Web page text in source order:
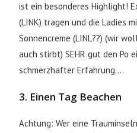
ist ein besonderes Highlight!
(LINK) tragen und die Ladies
Sonnencreme (LINL??) (wir
auch stirbt) SEHR gut den Po
schmerzhafter Erfahrung….
3. Einen Tag Beachen
Achtung: Wer eine